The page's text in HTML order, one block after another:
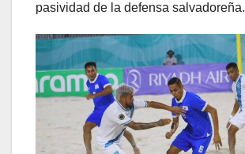
pasividad de la defensa salvadoreña.